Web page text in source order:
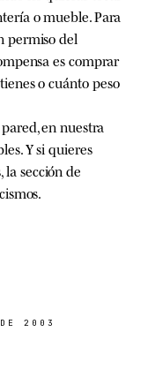
o mueble. Para
permiso del
es comprar
o cuánto peso
en nuestra
Y si quieres
sección de
2003